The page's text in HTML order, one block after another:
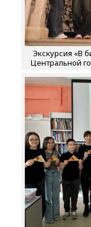
Экскурсия «В
Центральной